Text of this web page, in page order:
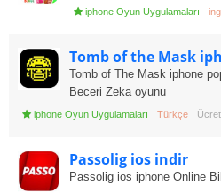
iphone Oyun Uygulamaları
Tomb of the Mask
Tomb of The Mask iphone
Beceri Zeka oyunu
iphone Oyun Uygulamaları Türkçe
Passolig ios indir
Passolig ios iphone Online